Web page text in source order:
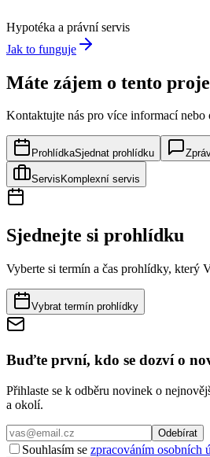
Hypotéka a právní servis
Jak to funguje
Máte zájem o tento
Kontaktujte nás pro více informací
ProhlídkaSjednat prohlídku
Servis Komplexní servis
Sjednejte si prohlídku
Vyberte si termín a čas prohlídky, který
Vybrat termín prohlídky
Buďte první, kdo se dozví o
Přihlaste se k odběru novinek o
a okolí.
Odebírat
Souhlasím se zpracováním osobních